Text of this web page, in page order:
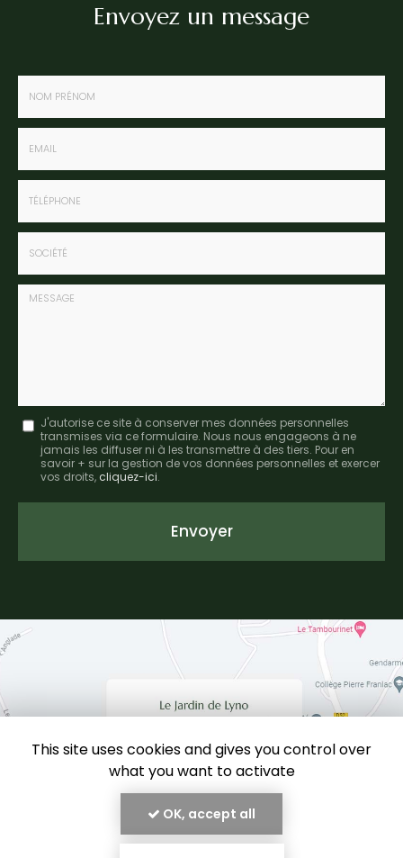
Envoyez un message
Nom
Prénom
*
Email
*
Tél.
*
Société
Message
J'autorise ce site à conserver mes données personnelles
transmises via ce formulaire. Nous nous engageons à ne
jamais les diffuser ni à les transmettre à des tiers. Pour en
savoir + sur la gestion de vos données personnelles et exercer
vos droits, cliquez-ici.
Acceptation
Envoyer
This site uses cookies and gives you control over
what you want to activate
OK, accept all